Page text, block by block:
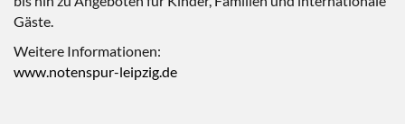
Gäste.
Weitere Informationen:
www.notenspur-leipzig.de